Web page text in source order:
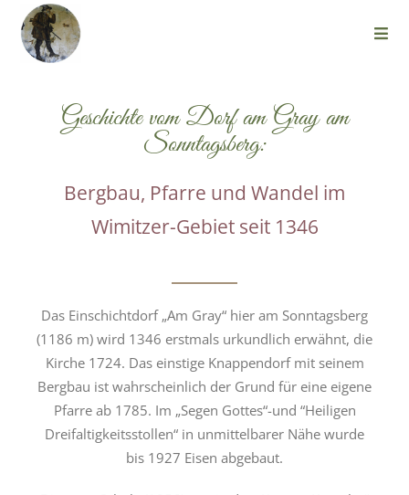
Geschichte vom Dorf am Gray am
Sonntagsberg:
Bergbau, Pfarre und Wandel im
Wimitzer-Gebiet seit 1346
Das Einschichtdorf „Am Gray“ hier am Sonntagsberg
(1186 m) wird 1346 erstmals urkundlich erwähnt, die
Kirche 1724. Das einstige Knappendorf mit seinem
Bergbau ist wahrscheinlich der Grund für eine eigene
Pfarre ab 1785. Im „Segen Gottes“-und “Heiligen
Dreifaltigkeitsstollen“ in unmittelbarer Nähe wurde
bis 1927 Eisen abgebaut.